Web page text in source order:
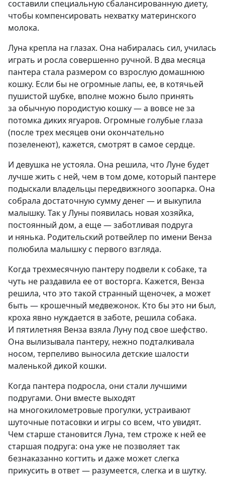
составили специальную сбалансированную диету,
чтобы компенсировать нехватку материнского
молока.
Луна крепла на глазах. Она набиралась сил, училась
играть и росла совершенно ручной. В два месяца
пантера стала размером со взрослую домашнюю
кошку. Если бы не огромные лапы, ее, в котячьей
пушистой шубке, вполне можно было принять
за обычную породистую кошку — а вовсе не за
потомка диких ягуаров. Огромные голубые глаза
(после трех месяцев они окончательно
позеленеют), кажется, смотрят в самое сердце.
И девушка не устояла. Она решила, что Луне будет
лучше жить с ней, чем в том доме, который пантере
подыскали владельцы передвижного зоопарка. Она
собрала достаточную сумму денег — и выкупила
малышку. Так у Луны появилась новая хозяйка,
постоянный дом, а еще — заботливая подруга
и нянька. Родительский ротвейлер по имени Венза
полюбила малышку с первого взгляда.
Когда трехмесячную пантеру подвели к собаке, та
чуть не раздавила ее от восторга. Кажется, Венза
решила, что это такой странный щеночек, а может
быть — крошечный медвежонок. Кто бы это ни был,
кроха явно нуждается в заботе, решила собака.
И пятилетняя Венза взяла Луну под свое шефство.
Она вылизывала пантеру, нежно подталкивала
носом, терпеливо выносила детские шалости
маленькой дикой кошки.
Когда пантера подросла, они стали лучшими
подругами. Они вместе выходят
на многокилометровые прогулки, устраивают
шуточные потасовки и игры со всем, что увидят.
Чем старше становится Луна, тем строже к ней ее
старшая подруга: она уже не позволяет так
безнаказанно когтить и даже может слегка
прикусить в ответ — разумеется, слегка и в шутку.